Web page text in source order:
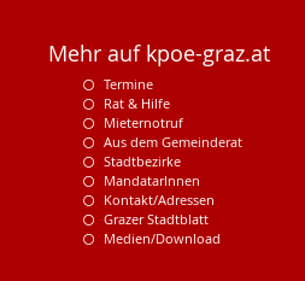
Mehr auf kpoe-graz.at
Termine
Rat & Hilfe
Mieternotruf
Aus dem Gemeinderat
Stadtbezirke
MandatarInnen
Kontakt/Adressen
Grazer Stadtblatt
Medien/Download